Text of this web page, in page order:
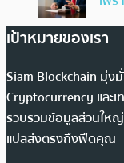
เป้าหมายของเรา
Siam Blockchain มุ่ง
Cryptocurrency และเ
รวบรวมข้อมูลส่วนใหญ่
แปลส่งตรงถึงฟีดคุณ